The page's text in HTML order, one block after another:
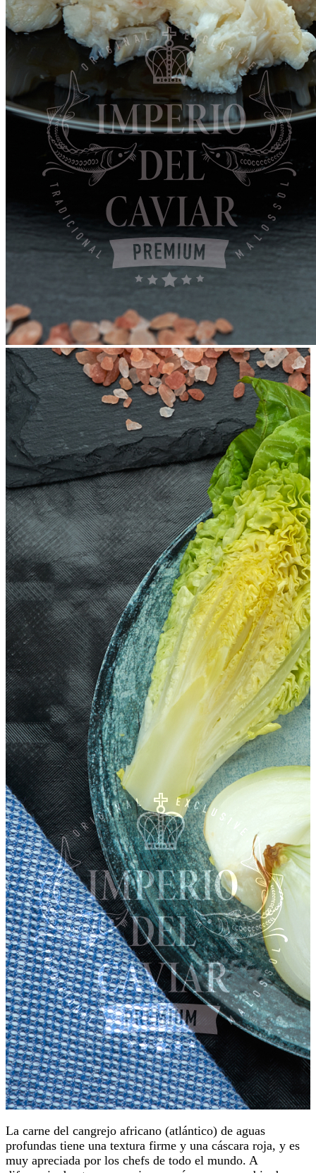
La carne del cangrejo africano (atlántico) de aguas
profundas tiene una textura firme y una cáscara roja, y es
muy apreciada por los chefs de todo el mundo. A